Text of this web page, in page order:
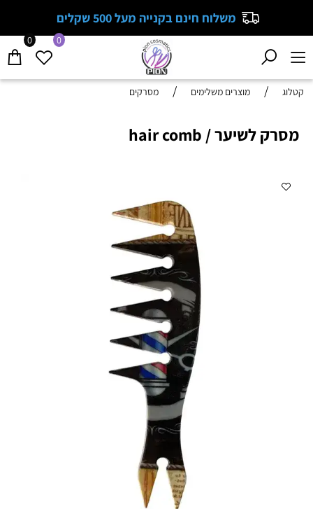
משלוח חינם בקנייה מעל 500 שקלים
0 0
קטלוג / מוצרים משלימים / מסרקים
מסרק לשיער / hair comb